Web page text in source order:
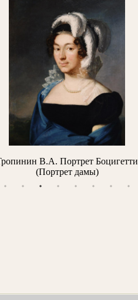
В.А. Портрет Боцигетти
(Портрет дамы)